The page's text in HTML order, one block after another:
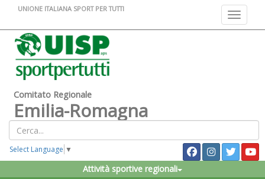
Toggle
UNIONE ITALIANA SPORT PER TUTTI
Comitato Regionale
Emilia-Romagna
Select Language ▼
Attività sportive regionali